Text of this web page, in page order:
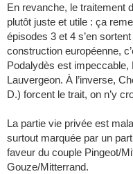
En revanche, le traitement
plutôt juste et utile : ça
épisodes 3 et 4 s’en
construction européenne,
Podalydès est
Lauvergeon. À l’inverse,
D.) forcent le trait, on n’y
La partie vie privée est
surtout marquée par un
faveur du couple Pingeot/
Gouze/Mitterrand.